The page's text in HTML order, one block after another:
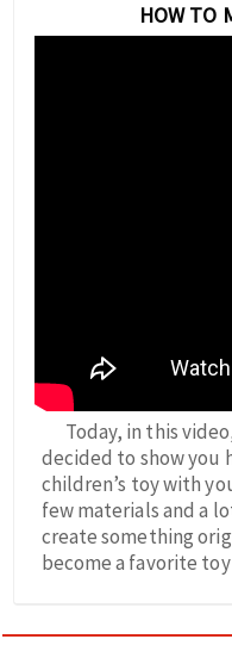
HOW TO
Today, in this
decided to show you
children’s toy with
few materials and a
create something
become a favorite